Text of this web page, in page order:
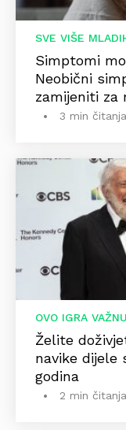
SVE VIŠE
Simptomi
Neobični
zamijeniti za
3 min čitanja
OVO IGRA
Želite
navike dijele
godina
2 min čitanja